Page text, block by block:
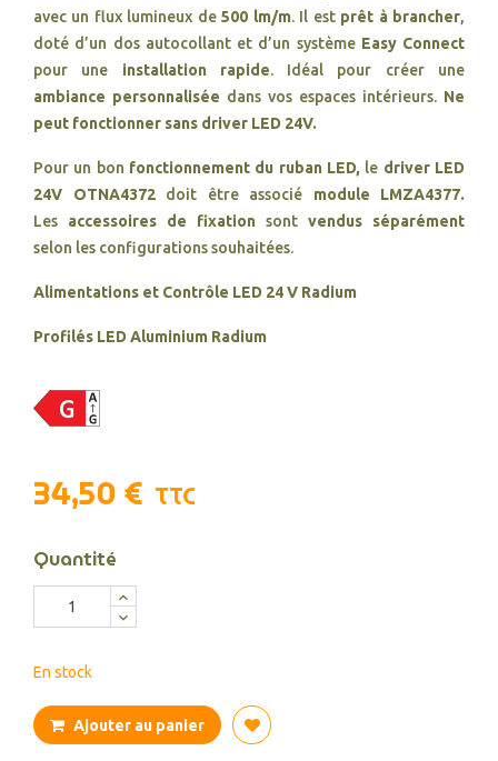
avec un flux lumineux de500 lm/m. Il est prêt à brancher,
doté d’un dos autocollant et d’un système Easy Connect
pour une installation rapide. Idéal pour créer une
ambiance personnalisée dans vos espaces intérieurs. Ne
peut fonctionner sans driver LED 24V.
Pour un bon fonctionnement du ruban LED, le driver LED
24V OTNA4372doit être associé module LMZA4377.
Les accessoires de fixation sont vendus séparément
selon les configurations souhaitées.
Alimentations et Contrôle LED 24 V Radium
Profilés LED Aluminium Radium
34,50 € TTC
Quantité
En stock
Ajouter au panier